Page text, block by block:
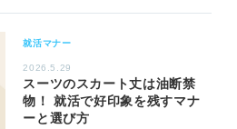
就活マナー
2026.5.29
スーツのスカート丈は油断禁
物！ 就活で好印象を残すマナ
ーと選び方